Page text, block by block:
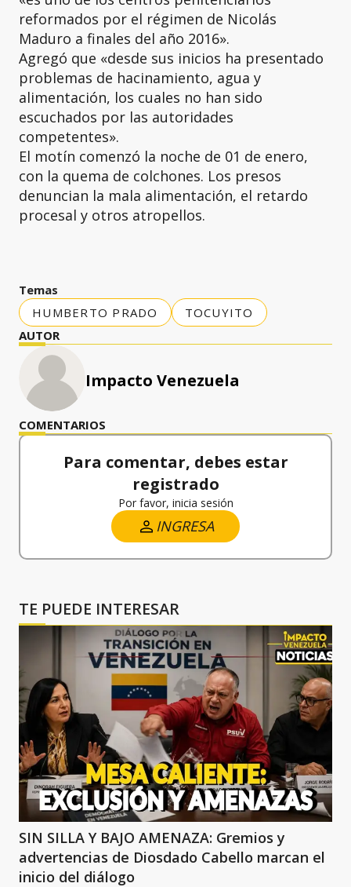
reformados por el régimen de Nicolás
Maduro a finales del año 2016».
Agregó que «desde sus inicios ha presentado
problemas de hacinamiento, agua y
alimentación, los cuales no han sido
escuchados por las autoridades
competentes».
El motín comenzó la noche de 01 de enero,
con la quema de colchones. Los presos
denuncian la mala alimentación, el retardo
procesal y otros atropellos.
Temas
HUMBERTO PRADO
TOCUYITO
AUTOR
Impacto Venezuela
COMENTARIOS
Para comentar, debes estar
registrado
Por favor, inicia sesión
INGRESA
TE PUEDE INTERESAR
SIN SILLA Y BAJO AMENAZA: Gremios y
advertencias de Diosdado Cabello marcan el
inicio del diálogo